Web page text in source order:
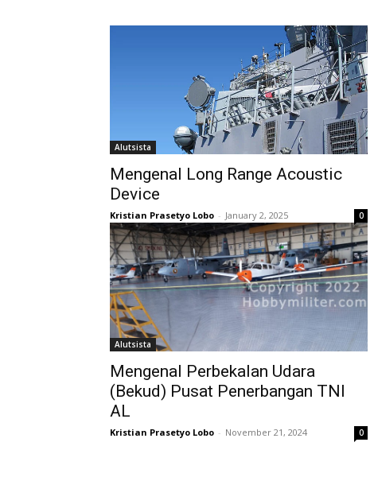
Alutsista
Mengenal Long Range Acoustic
Device
Kristian Prasetyo Lobo - January 2, 2025 0
Alutsista
Mengenal Perbekalan Udara
(Bekud) Pusat Penerbangan TNI
AL
Kristian Prasetyo Lobo - November 21, 2024 0